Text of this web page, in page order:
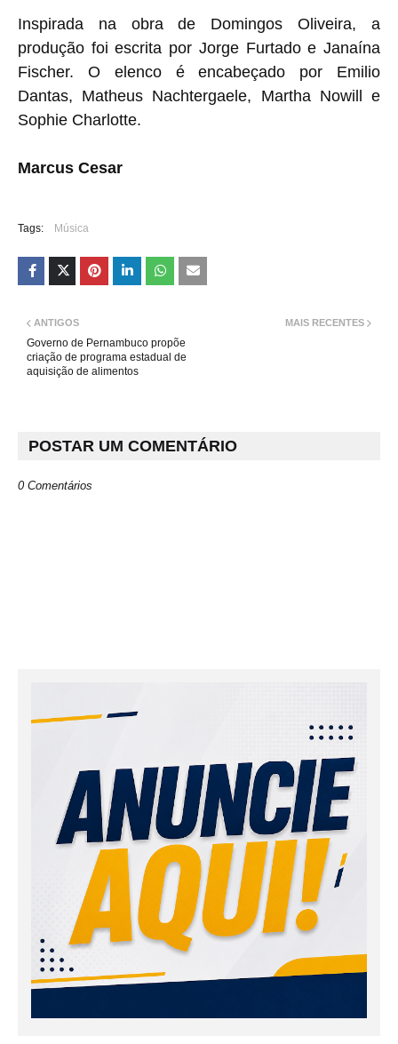
Inspirada na obra de Domingos Oliveira, a
produção foi escrita por Jorge Furtado e Janaína
Fischer. O elenco é encabeçado por Emilio
Dantas, Matheus Nachtergaele, Martha Nowill e
Sophie Charlotte.
Marcus Cesar
Tags: Música
MAIS RECENTES
ANTIGOS
Governo de Pernambuco propõe
criação de programa estadual de
aquisição de alimentos
POSTAR UM COMENTÁRIO
0 Comentários